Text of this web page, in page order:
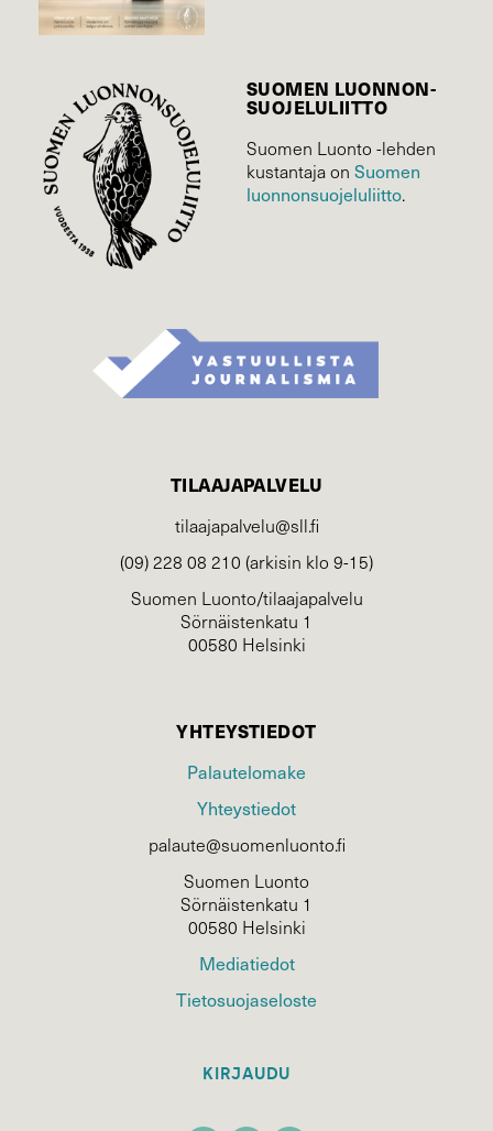
SUOMEN LUONNON­
SUOJELU­LIITTO
Suomen Luonto -lehden
kustantaja on Suomen
luonnonsuojelu­liitto.
TILAAJAPALVELU
tilaajapalvelu@sll.fi
(09) 228 08 210 (arkisin klo 9-15)
Suomen Luonto/tilaajapalvelu
Sörnäistenkatu 1
00580 Helsinki
YHTEYSTIEDOT
Palautelomake
Yhteystiedot
palaute@suomenluonto.fi
Suomen Luonto
Sörnäistenkatu 1
00580 Helsinki
Mediatiedot
Tietosuojaseloste
KIRJAUDU